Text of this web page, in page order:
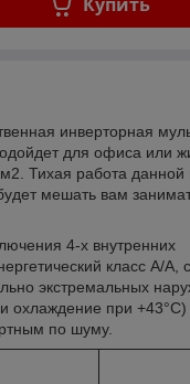
инверторная
для офиса или
Тихая работа данной
мешать вам
4-х внутренних
класс A/A,
экстремальных
охлаждение при
по шуму.